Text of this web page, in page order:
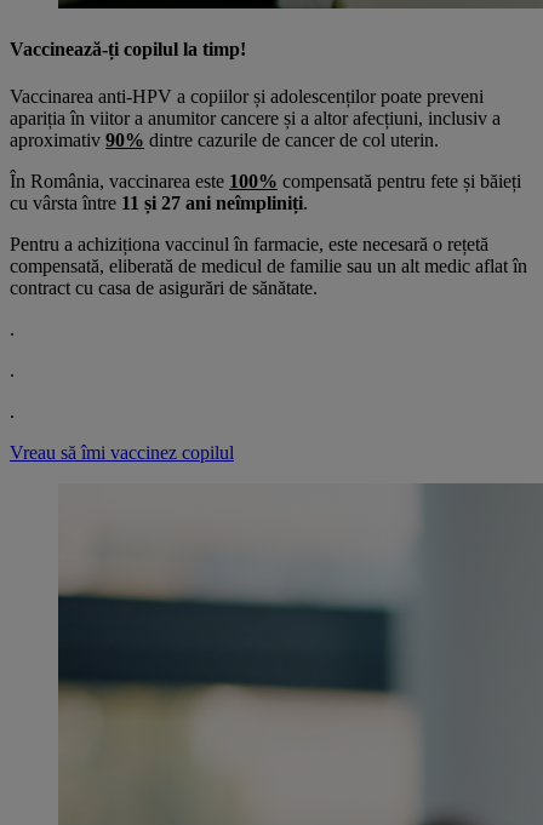
Vaccinează-ți copilul la timp!
Vaccinarea anti-HPV a copiilor și adolescenților poate preveni
apariția în viitor a anumitor cancere și a altor afecțiuni, inclusiv a
aproximativ 90% dintre cazurile de cancer de col uterin.
În România, vaccinarea este 100% compensată pentru fete și băieți
cu vârsta între 11 și 27 ani neîmpliniți.
Pentru a achiziționa vaccinul în farmacie, este necesară o rețetă
compensată, eliberată de medicul de familie sau un alt medic aflat în
contract cu casa de asigurări de sănătate.
.
.
.
Vreau să îmi vaccinez copilul